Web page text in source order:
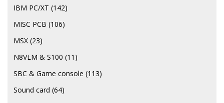
IBM PC/XT (142)
MISC PCB (106)
MSX (23)
N8VEM & S100 (11)
SBC & Game console (113)
Sound card (64)